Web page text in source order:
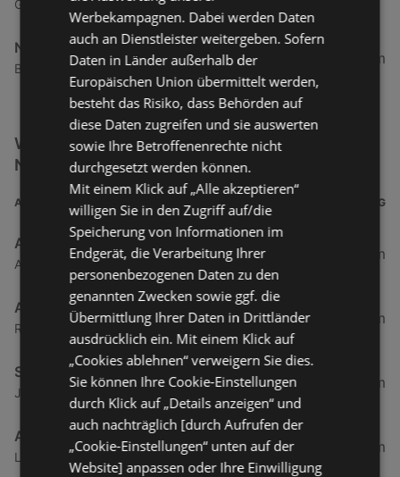
Gaschurn 8a, 6793 Gaschurn
Nah&Frisch
Bach 43a, 6653 Bach
64,68 km
Weitere Getränke & Lebensmittel Filialen in der
Nähe
ADRESSE ENTFERNUNG
ADEG Österreich Handelsakt.Ges
Atu53220009 Rheinstraße 1, 6974 Gaissau
0,5 km
ADEG
Rheinstraße 1, 6974 Gaissau
0,5 km
SPAR Supermarkt
Jägerweg 2, 6973 Höchst
1,94 km
ADEG
Landstraße 50, 6973 Hoechst
2,69 km
Werbekampagnen. Dabei werden Daten
auch an Dienstleister weitergeben. Sofern
Daten in Länder außerhalb der
Europäischen Union übermittelt werden,
besteht das Risiko, dass Behörden auf
diese Daten zugreifen und sie auswerten
sowie Ihre Betroffenenrechte nicht
durchgesetzt werden können.
Mit einem Klick auf „Alle akzeptieren“
willigen Sie in den Zugriff auf/die
Speicherung von Informationen im
Endgerät, die Verarbeitung Ihrer
personenbezogenen Daten zu den
genannten Zwecken sowie ggf. die
Übermittlung Ihrer Daten in Drittländer
ausdrücklich ein. Mit einem Klick auf
„Cookies ablehnen“ verweigern Sie dies.
Sie können Ihre Cookie-Einstellungen
durch Klick auf „Details anzeigen“ und
auch nachträglich [durch Aufrufen der
„Cookie-Einstellungen“ unten auf der
Website] anpassen oder Ihre Einwilligung